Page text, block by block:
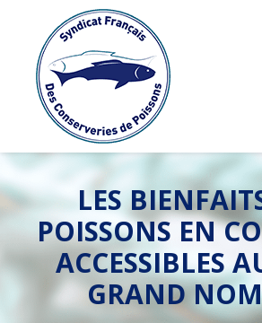
LES
POISSONS EN
ACCESSIBLES
GRAND